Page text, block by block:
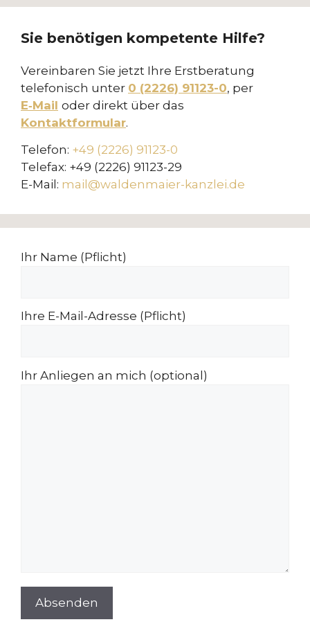
Sie benötigen kompetente Hilfe?
Vereinbaren Sie jetzt Ihre Erstberatung
telefonisch unter 0 (2226) 91123-0, per
E‑Mail oder direkt über das
Kontaktformular.
Telefon: +49 (2226) 91123-0
Telefax: +49 (2226) 91123-29
E-Mail: mail@waldenmaier-kanzlei.de
Ihr Name (Pflicht)
Ihre E-Mail-Adresse (Pflicht)
Ihr Anliegen an mich (optional)